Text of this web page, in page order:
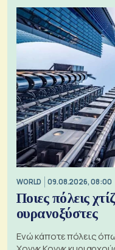
WORLD 09.08.2026, 08:00
Ποιες πόλεις
ουρανοξύστες
Ενώ κάποτε πόλεις